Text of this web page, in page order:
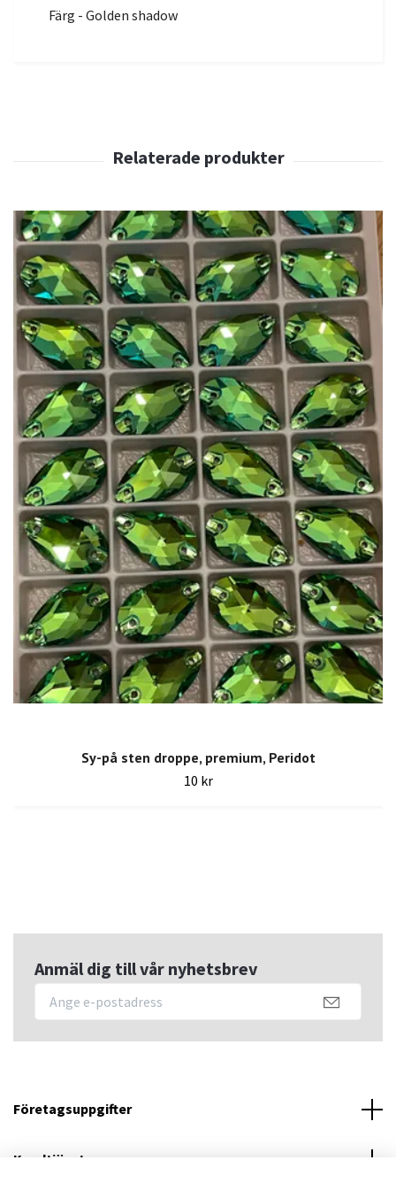
Färg - Golden shadow
Sy-på sten droppe, premium, Peridot
10 kr
Anmäl dig till vår nyhetsbrev
Företagsuppgifter
Kundtjänst